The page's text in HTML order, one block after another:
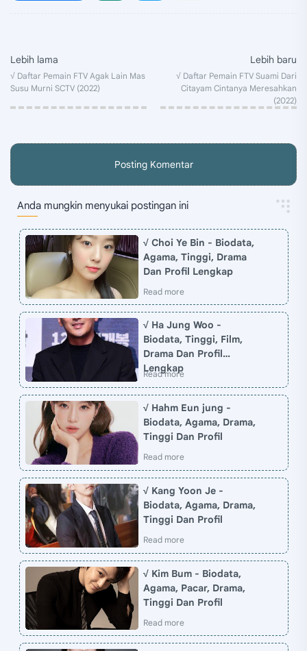
Posting Komentar
Anda mungkin menyukai postingan ini
√ Choi Ye Bin - Biodata,
Agama, Tinggi, Drama
Dan Profil Lengkap
√ Ha Jung Woo -
Biodata, Tinggi, Film,
Drama Dan Profil
Lengkap
√ Hahm Eun jung -
Biodata, Agama, Drama,
Tinggi Dan Profil
√ Kang Yoon Je -
Biodata, Agama, Drama,
Tinggi Dan Profil
√ Kim Bum - Biodata,
Agama, Pacar, Drama,
Tinggi Dan Profil